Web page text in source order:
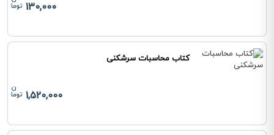
130,000
کتاب محاسبات سرشکنی
1,520,000